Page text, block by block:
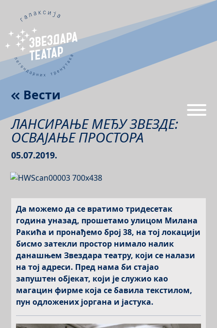
Вести
ЛАНСИРАЊЕ МЕЂУ ЗВЕЗДЕ:
ОСВАЈАЊЕ ПРОСТОРА
05.07.2019.
Да можемо да се вратимо тридесетак
година уназад, прошетамо улицом Милана
Ракића и пронађемо број 38, на тој локацији
бисмо затекли простор нимало налик
данашњем Звездара театру, који се налази
на тој адреси. Пред нама би стајао
запуштен објекат, који је служио као
магацин фирме која се бавила текстилом,
пун одложених јоргана и јастука.